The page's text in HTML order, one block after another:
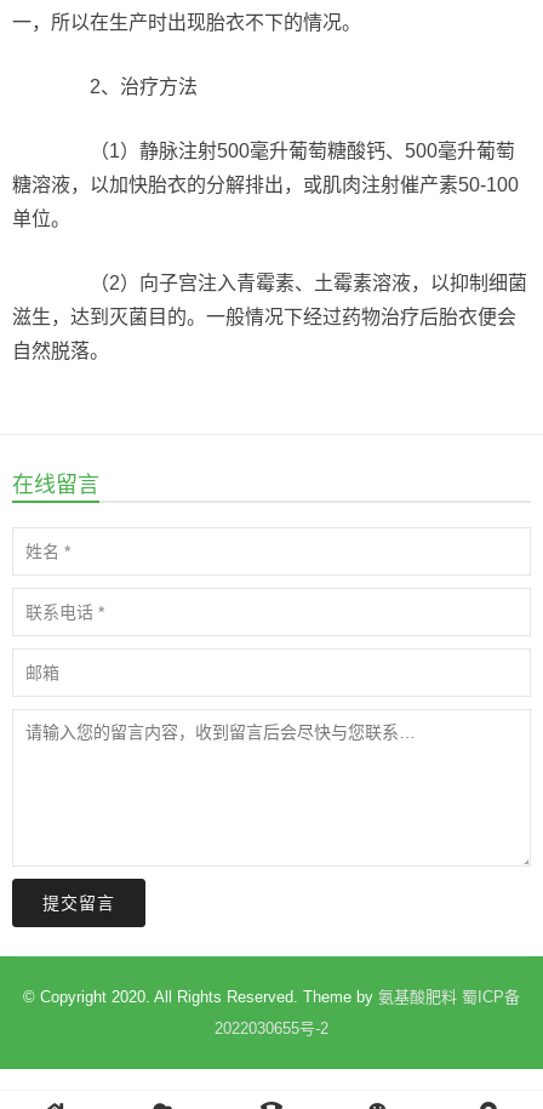
一，所以在生产时出现胎衣不下的情况。
2、治疗方法
（1）静脉注射500毫升葡萄糖酸钙、500毫升葡萄
糖溶液，以加快胎衣的分解排出，或肌肉注射催产素50-100
单位。
（2）向子宫注入青霉素、土霉素溶液，以抑制细菌
滋生，达到灭菌目的。一般情况下经过药物治疗后胎衣便会
自然脱落。
在线留言
提交留言
© Copyright 2020. All Rights Reserved. Theme by 氨基酸肥料 蜀ICP备
2022030655号-2